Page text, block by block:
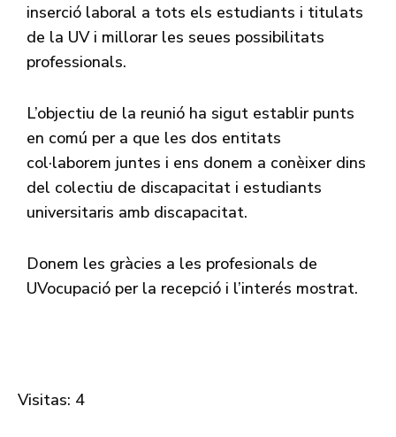
inserció laboral a tots els estudiants i titulats
de la UV i millorar les seues possibilitats
professionals.
L’objectiu de la reunió ha sigut establir punts
en comú per a que les dos entitats
col·laborem juntes i ens donem a conèixer dins
del colectiu de discapacitat i estudiants
universitaris amb discapacitat.
Donem les gràcies a les profesionals de
UVocupació per la recepció i l’interés mostrat.
Visitas: 4